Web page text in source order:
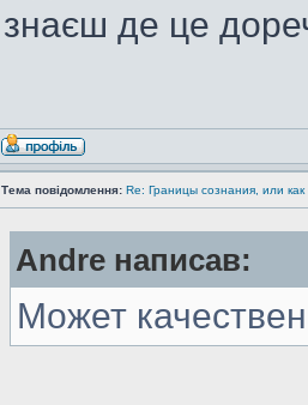
знаєш де це
Тема повідомлення: Re: Границы сознания, или как
Andre написав:
Может